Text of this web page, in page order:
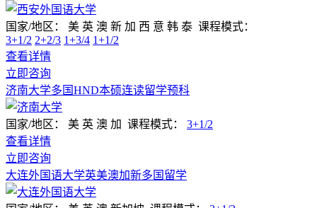
国家/地区： 美 英 澳 新 加 西 意 韩 泰 课程模式：
3+1/2 2+2/3 1+3/4 1+1/2
查看详情
立即咨询
济南大学多国HND本硕连读留学预科
国家/地区： 美 英 澳 加 课程模式： 3+1/2
查看详情
立即咨询
大连外国语大学英美澳加新多国留学